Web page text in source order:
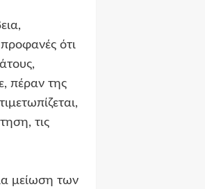
ότι
πέραν της
τις
μείωση των